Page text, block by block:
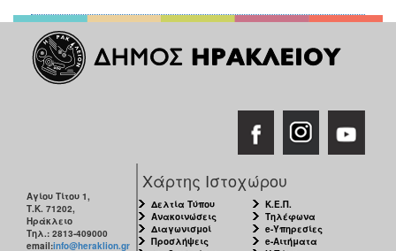
Αγίου Τίτου 1,
Τ.Κ. 71202,
Ηράκλειο
Τηλ.: 2813-409000
email:info@heraklion.gr
Χάρτης Ιστοχώρου
Δελτία Τύπου
Ανακοινώσεις
Διαγωνισμοί
Προσλήψεις
Κ.Ε.Π.
Τηλέφωνα
e-Υπηρεσίες
e-Αιτήματα